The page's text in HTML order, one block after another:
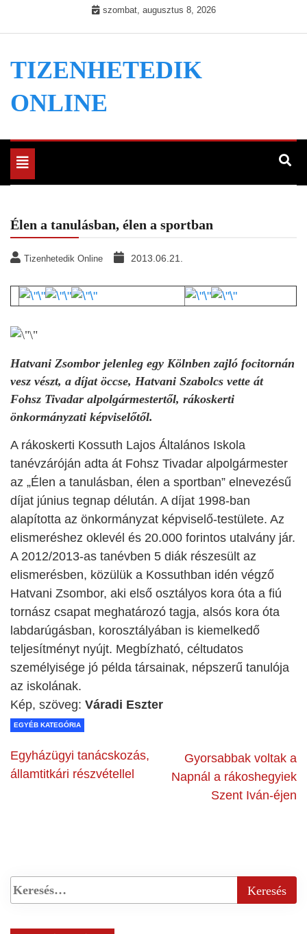
szombat, augusztus 8, 2026
TIZENHETEDIK
ONLINE
Toggle
navigation
Élen a tanulásban, élen a sportban
Tizenhetedik Online 2013.06.21.
Hatvani Zsombor jelenleg egy Kölnben zajló focitornán
vesz vészt, a díjat öccse, Hatvani Szabolcs vette át
Fohsz Tivadar alpolgármestertől, rákoskerti
önkormányzati képviselőtől.
A rákoskerti Kossuth Lajos Általános Iskola
tanévzáróján adta át Fohsz Tivadar alpolgármester
az „Élen a tanulásban, élen a sportban” elnevezésű
díjat június tegnap délután. A díjat 1998-ban
alapította az önkormányzat képviselő-testülete. Az
elismeréshez oklevél és 20.000 forintos utalvány jár.
A 2012/2013-as tanévben 5 diák részesült az
elismerésben, közülük a Kossuthban idén végző
Hatvani Zsombor, aki első osztályos kora óta a fiú
tornász csapat meghatározó tagja, alsós kora óta
labdarúgásban, korosztályában is kiemelkedő
teljesítményt nyújt. Megbízható, céltudatos
személyisége jó példa társainak, népszerű tanulója
az iskolának.
Kép, szöveg: Váradi Eszter
EGYÉB KATEGÓRIA
Egyházügyi tanácskozás,
államtitkári részvétellel
Gyorsabbak voltak a
Napnál a rákoshegyiek
Szent Iván-éjen